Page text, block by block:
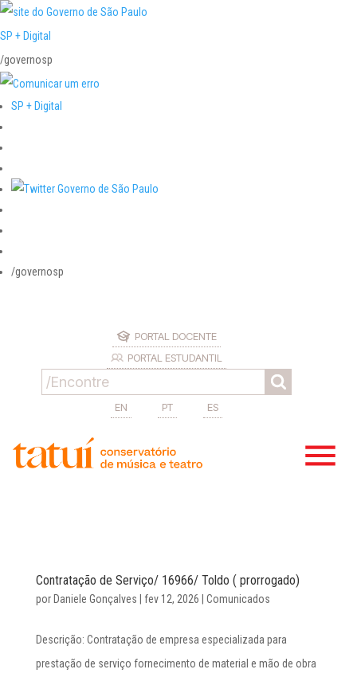
SP + Digital
/governosp
SP + Digital
/governosp
PORTAL DOCENTE
PORTAL ESTUDANTIL
EN PT ES
Contratação de Serviço/ 16966/ Toldo ( prorrogado)
por Daniele Gonçalves fev 12, 2026 Comunicados
Descrição: Contratação de empresa especializada para
prestação de serviço fornecimento de material e mão de obra